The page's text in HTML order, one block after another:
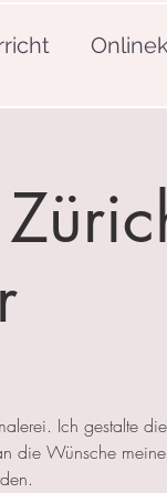
Ich gestalte die
die Wünsche